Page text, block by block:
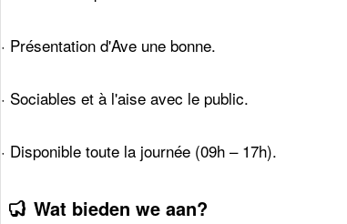
· Présentation d'Ave une bonne.
· Sociables et à l'aise avec le public.
· Disponible toute la journée (09h – 17h).
Wat bieden we aan?